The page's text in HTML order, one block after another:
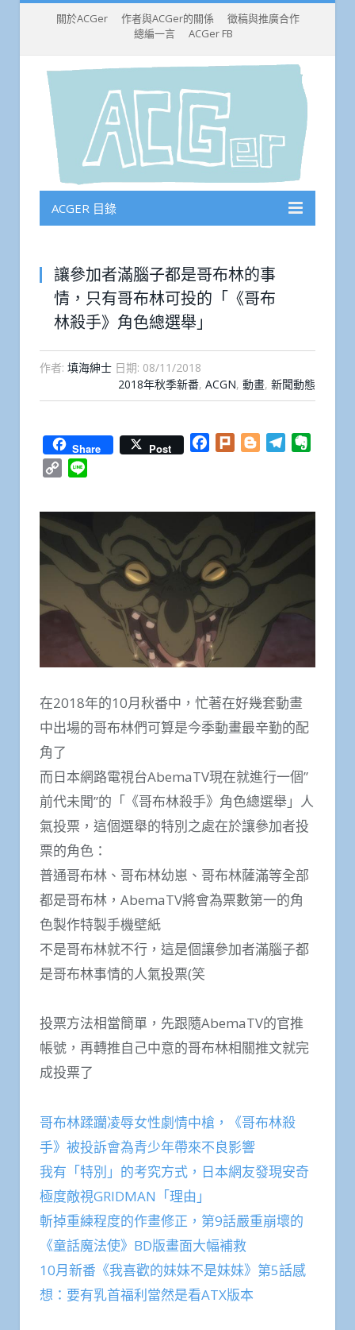
關於ACGer 作者與ACGer的關係
徵稿與推廣合作
總編一言
ACGer FB
ACGER 目錄
讓參加者滿腦子都是哥布林的事
情，只有哥布林可投的「《哥布
林殺手》角色總選舉」
作者: 填海紳士 日期: 08/11/2018
2018年秋季新番, ACGN, 動畫, 新聞動態
Share Post Facebook
Plurk BloggerTelegram
Copy
在2018年的10月秋番中，忙著在好幾套動畫
中出場的哥布林們可算是今季動畫最辛勤的配
角了
而日本網路電視台AbemaTV現在就進行一個”
前代未聞”的「《哥布林殺手》角色總選舉」人
氣投票，這個選舉的特別之處在於讓參加者投
票的角色：
普通哥布林、哥布林幼崽、哥布林薩滿等全部
都是哥布林，AbemaTV將會為票數第一的角
色製作特製手機壁紙
不是哥布林就不行，這是個讓參加者滿腦子都
是哥布林事情的人氣投票(笑
投票方法相當簡單，先跟隨AbemaTV的官推
帳號，再轉推自己中意的哥布林相關推文就完
成投票了
哥布林蹂躪凌辱女性劇情中槍，《哥布林殺
手》被投訴會為青少年帶來不良影響
我有「特別」的考究方式，日本網友發現安奇
極度敵視GRIDMAN「理由」
斬掉重練程度的作畫修正，第9話嚴重崩壞的
《童話魔法使》BD版畫面大幅補救
10月新番《我喜歡的妹妹不是妹妹》第5話感
想：要有乳首福利當然是看ATX版本